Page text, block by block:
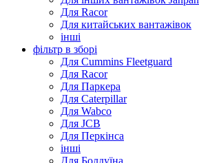
Для Racor
Для китайських вантажівок
інші
фільтр в зборі
Для Cummins Fleetguard
Для Racor
Для Паркера
Для Caterpillar
Для Wabco
Для JCB
Для Перкінса
інші
Для Болдуїна